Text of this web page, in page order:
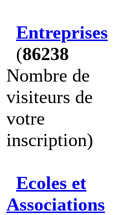
Entreprises
(86238
Nombre de
visiteurs de
votre
inscription)
Ecoles et
Associations